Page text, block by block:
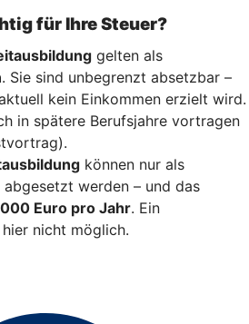
für Ihre Steuer?
gelten als
. Sie sind unbegrenzt absetzbar –
kein Einkommen erzielt wird.
in spätere Berufsjahre vortragen
können nur als
abgesetzt werden – und das
Euro pro Jahr. Ein
nicht möglich.